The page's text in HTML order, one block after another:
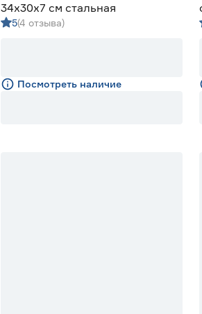
34х30х7 см стальная
5(4 отзыва)
Посмотреть наличие